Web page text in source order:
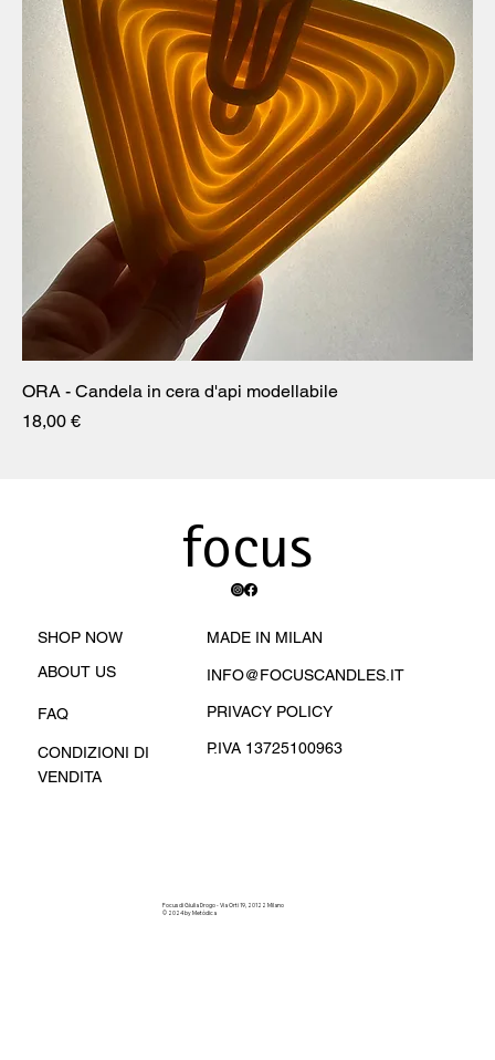
ORA - Candela in cera d'api modellabile
Prezzo
18,00 €
focus
MADE IN MILAN
INFO@FOCUSCANDLES.IT
FAQ
CONDIZIONI DI
VENDITA
SHOP NOW
ABOUT US
PRIVACY POLICY
P.IVA 13725100963
Focus di Giulia Drogo - Via Orti 19, 20122 Milano
© 2024 by Metòdica